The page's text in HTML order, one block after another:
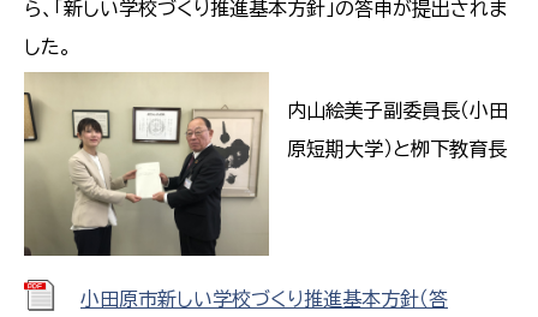
ら、「新しい学校づくり推進基本方針」の答申が提出されま
した。
内山絵美子副委員長（小田
原短期大学）と栁下教育長
小田原市新しい学校づくり推進基本方針（答